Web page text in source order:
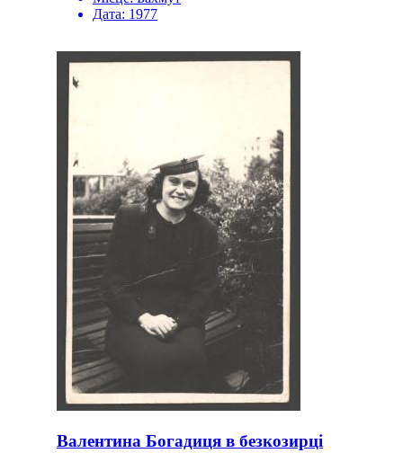
Дата: 1977
Валентина Богадиця в безкозирці